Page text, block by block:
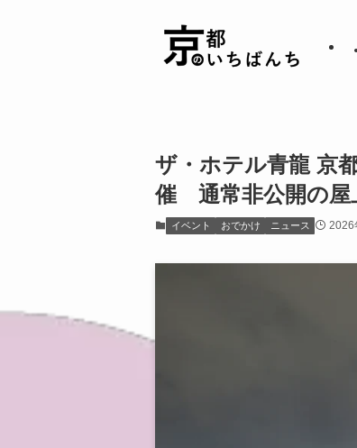
ザ・ホテル青龍 京
催 通常非公開の屋
イベント おでかけ ニュース 2026